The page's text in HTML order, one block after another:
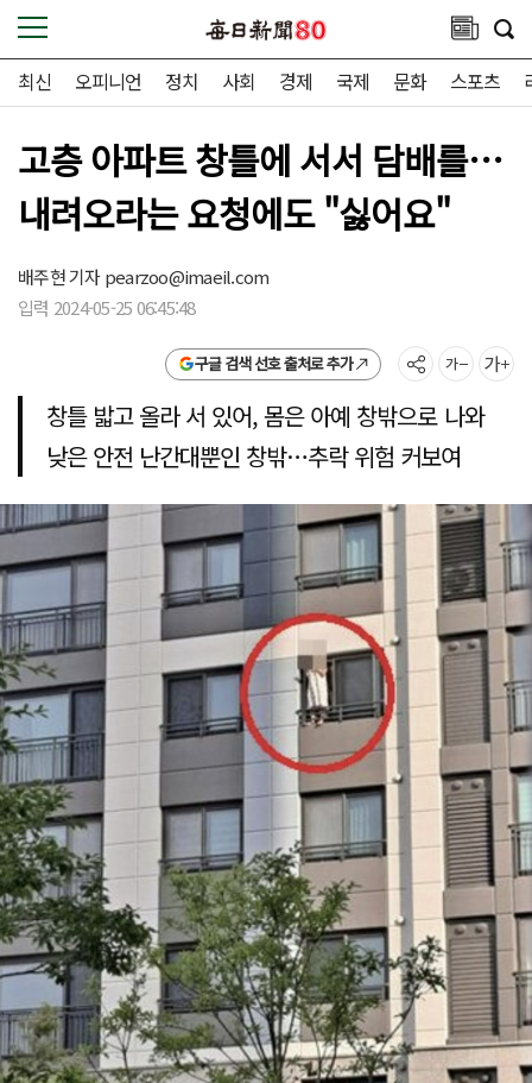
최신 오피니언 정치 사회 경제 국제 문화 스포츠
고층 아파트 창틀에 서서 담배를…
내려오라는 요청에도 "싫어요"
배주현 기자pearzoo@imaeil.com
입력 2024-05-25 06:45:48
구글 검색 선호 출처로 추가
창틀 밟고 올라 서 있어, 몸은 아예 창밖으로 나와
낮은 안전 난간대뿐인 창밖…추락 위험 커보여